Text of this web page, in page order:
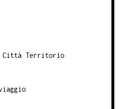
Città Territorio